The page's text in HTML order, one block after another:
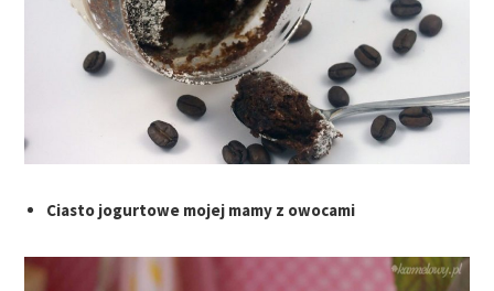
Ciasto jogurtowe mojej mamy z owocami